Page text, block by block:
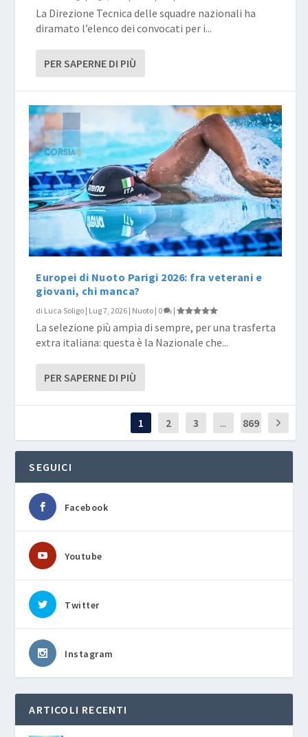
La Direzione Tecnica delle squadre nazionali ha
diramato l’elenco dei convocati per i...
PER SAPERNE DI PIÙ
Europei di Nuoto Parigi 2026: fra veterani e
giovani, chi manca?
di Luca Soligo | Lug 7, 2026 | Nuoto | 0 |
La selezione più ampia di sempre, per una trasferta
extra italiana: questa è la Nazionale che...
PER SAPERNE DI PIÙ
1 2 3 ... 869
SEGUICI
Facebook
Youtube
Twitter
Instagram
ARTICOLI RECENTI